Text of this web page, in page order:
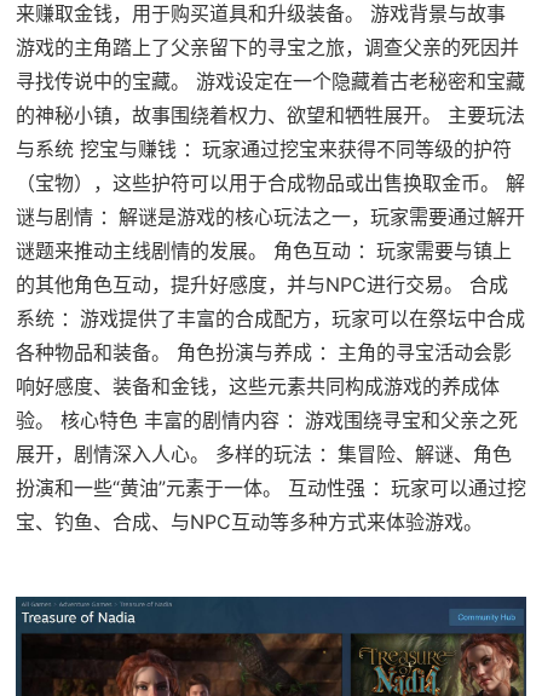
来赚取金钱，用于购买道具和升级装备。 游戏背景与故事
游戏的主角踏上了父亲留下的寻宝之旅，调查父亲的死因并
寻找传说中的宝藏。 游戏设定在一个隐藏着古老秘密和宝藏
的神秘小镇，故事围绕着权力、欲望和牺牲展开。 主要玩法
与系统 挖宝与赚钱 ：玩家通过挖宝来获得不同等级的护符
（宝物），这些护符可以用于合成物品或出售换取金币。 解
谜与剧情 ：解谜是游戏的核心玩法之一，玩家需要通过解开
谜题来推动主线剧情的发展。 角色互动 ：玩家需要与镇上
的其他角色互动，提升好感度，并与NPC进行交易。 合成
系统 ：游戏提供了丰富的合成配方，玩家可以在祭坛中合成
各种物品和装备。 角色扮演与养成 ：主角的寻宝活动会影
响好感度、装备和金钱，这些元素共同构成游戏的养成体
验。 核心特色 丰富的剧情内容 ：游戏围绕寻宝和父亲之死
展开，剧情深入人心。 多样的玩法 ：集冒险、解谜、角色
扮演和一些“黄油”元素于一体。 互动性强 ：玩家可以通过挖
宝、钓鱼、合成、与NPC互动等多种方式来体验游戏。